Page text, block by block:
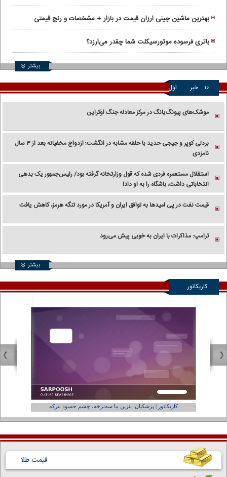
بهترین ماشین چینی ارزان قیمت در بازار + مشخصات و رنج قیمتی
باتری فرسوده موتورسیکلت شما چقدر می‌ارزد؟
بیشتر
۱۰ خبر اول
موشک‌های پیونگ‌یانگ در مرکز معادله جنگ اوکراین
بردلی کوپر و جیجی حدید با حلقه‌ مشابه در انگشت؛ ازدواج مخفیانه بعد از ۳ سال
نامزدی
استقلال مستعمره فردی شده که قول وزارتخانه گرفته بود/ رئیس‌جمهور یک بدهی
انتخاباتی داشت، باشگاه را به او داد!
قیمت نفت در پی امیدها به توافق ایران و آمریکا در مورد تنگه هرمز، کاهش یافت
ترامپ: مذاکرات با ایران به خوبی پیش می‌رود
بیشتر
کاریکاتور
کاریکاتور | پزشکیان: بنزین ما سه‌نرخه، چشم حسود بترکه
قیمت طلا